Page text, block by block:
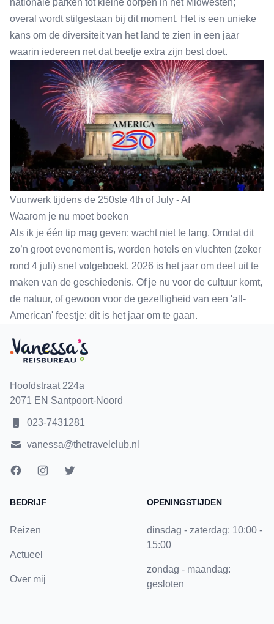
overal wordt stilgestaan bij dit moment. Het is een unieke
kans om de diversiteit van het land te zien in een jaar
waarin iedereen net dat beetje extra zijn best doet.
Vuurwerk tijdens de 250ste 4th of July - AI
Waarom je nu moet boeken
Als ik je één tip mag geven: wacht niet te lang. Omdat dit
zo’n groot evenement is, worden hotels en vluchten (zeker
rond 4 juli) snel volgeboekt. 2026 is het jaar om deel uit te
maken van de geschiedenis. Of je nu voor de cultuur komt,
de natuur, of gewoon voor de gezelligheid van een 'all-
American' feestje: dit is het jaar om te gaan.
Hoofdstraat 224a
2071 EN Santpoort-Noord
023-7431281
vanessa@thetravelclub.nl
BEDRIJF
Reizen
Actueel
Over mij
OPENINGSTIJDEN
dinsdag - zaterdag: 10:00 -
15:00
zondag - maandag:
gesloten